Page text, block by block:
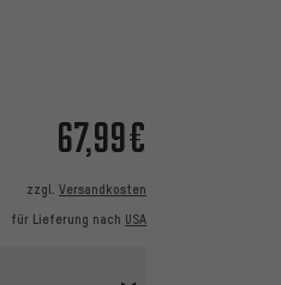
67,99€
zzgl. Versandkosten
für Lieferung nach USA